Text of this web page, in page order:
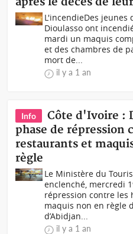
L'incendieDes jeunes
Dioulasso ont
mardi un maquis
et des chambres de
mort de...
il y a 1 an
Info
Côte d'Ivoire :
phase de répression
restaurants et
règle
Le Ministère du
enclenché, mercredi
répression contre les
maquis non en règle
d’Abidjan...
il y a 1 an